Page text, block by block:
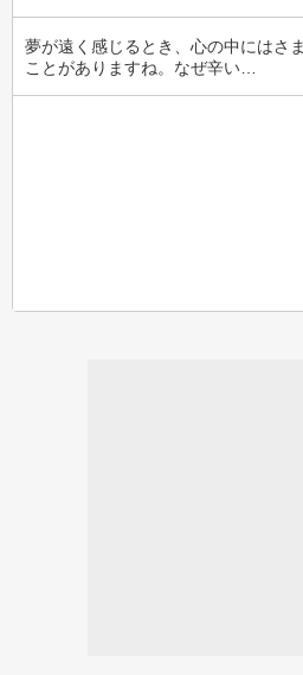
夢が遠く感じるとき、心の中にはさ
ことがありますね。なぜ辛い…